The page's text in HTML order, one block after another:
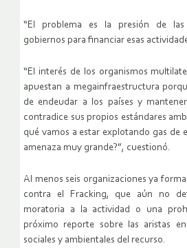
“El problema es la presión de las
gobiernos para financiar esas
“El interés de los organismos
apuestan a megainfraestructura
de endeudar a los países y
contradice sus propios estándares
qué vamos a estar explotando gas de
amenaza muy grande?”, cuestionó.
Al menos seis organizaciones ya
contra el Fracking, que aún no
moratoria a la actividad o una
próximo reporte sobre las aristas
sociales y ambientales del recurso.